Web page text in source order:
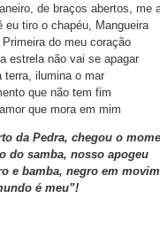
de braços abertos, me
eu tiro o chapéu, Mangueira
Primeira do meu coração
estrela não vai se apagar
terra, ilumina o mar
que não tem fim
que mora em mim
da Pedra, chegou o
do samba, nosso apogeu
e bamba, negro em
é meu”!